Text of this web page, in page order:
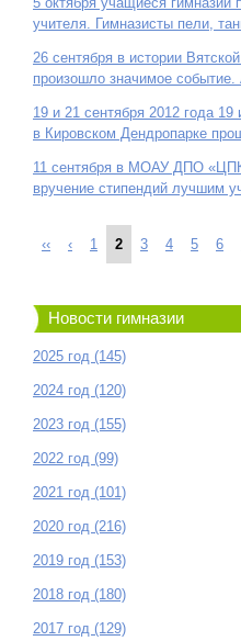
учителя. Гимназисты пели,
26 сентября в истории
произошло значимое
19 и 21 сентября 2012 года 19
в Кировском Дендропарке
11 сентября в МОАУ ДПО
вручение стипендий лучшим
‹‹ ‹ 1 2 3 4 5 6
Новости гимназии
2025 год (145)
2024 год (120)
2023 год (155)
2022 год (99)
2021 год (101)
2020 год (216)
2019 год (153)
2018 год (180)
2017 год (129)